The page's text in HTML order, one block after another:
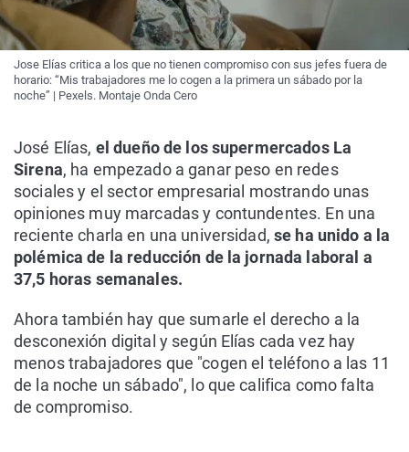
Jose Elías critica a los que no tienen compromiso con sus jefes fuera de
horario: “Mis trabajadores me lo cogen a la primera un sábado por la
noche” | Pexels. Montaje Onda Cero
José Elías, el dueño de los supermercados La
Sirena, ha empezado a ganar peso en redes
sociales y el sector empresarial mostrando unas
opiniones muy marcadas y contundentes. En una
reciente charla en una universidad, se ha unido a la
polémica de la reducción de la jornada laboral a
37,5 horas semanales.
Ahora también hay que sumarle el derecho a la
desconexión digital y según Elías cada vez hay
menos trabajadores que "cogen el teléfono a las 11
de la noche un sábado", lo que califica como falta
de compromiso.